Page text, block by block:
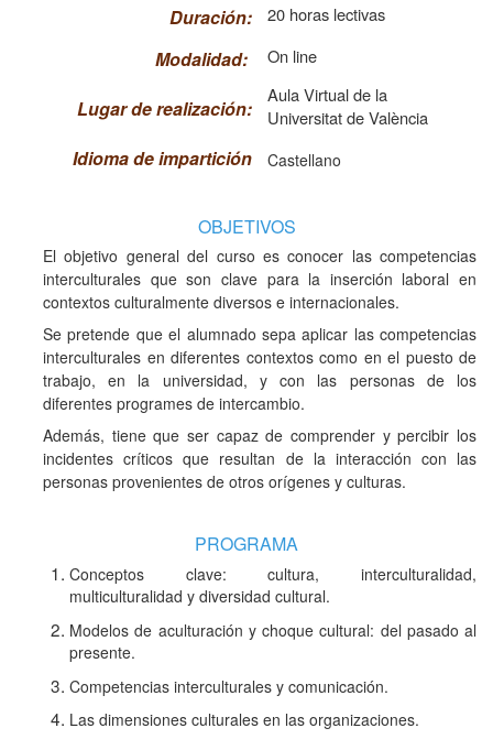
Duración: 20 horas lectivas
Modalidad: On line
Lugar de realización:
Aula Virtual de la
Universitat de València
Idioma de impartición Castellano
OBJETIVOS
El objetivo general del curso es conocer las competencias
interculturales que son clave para la inserción laboral en
contextos culturalmente diversos e internacionales.
Se pretende que el alumnado sepa aplicar las competencias
interculturales en diferentes contextos como en el puesto de
trabajo, en la universidad, y con las personas de los
diferentes programes de intercambio.
Además, tiene que ser capaz de comprender y percibir los
incidentes críticos que resultan de la interacción con las
personas provenientes de otros orígenes y culturas.
PROGRAMA
Conceptos clave: cultura, interculturalidad,
multiculturalidad y diversidad cultural.
Modelos de aculturación y choque cultural: del pasado al
presente.
Competencias interculturales y comunicación.
Las dimensiones culturales en las organizaciones.